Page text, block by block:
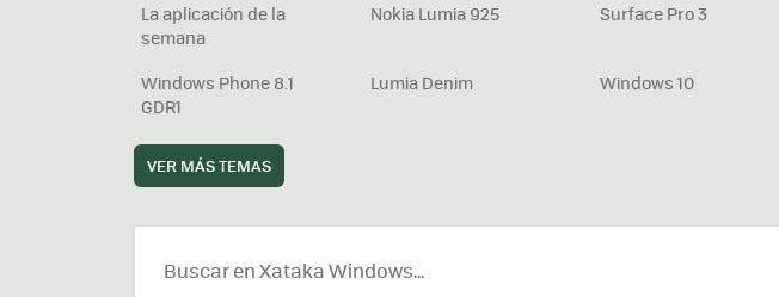
La aplicación de la
semana
Nokia Lumia 925 Surface Pro 3
Windows Phone 8.1
GDR1
Lumia Denim Windows 10
VER MÁS TEMAS